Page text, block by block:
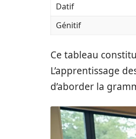
Datif
Génitif
Ce tableau
L’apprentissage
d’aborder la